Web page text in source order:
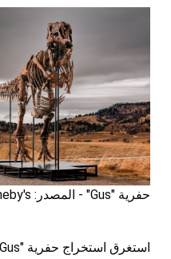
حفرية "Gus" - المصدر: Matthew Sherman/Sotheby's